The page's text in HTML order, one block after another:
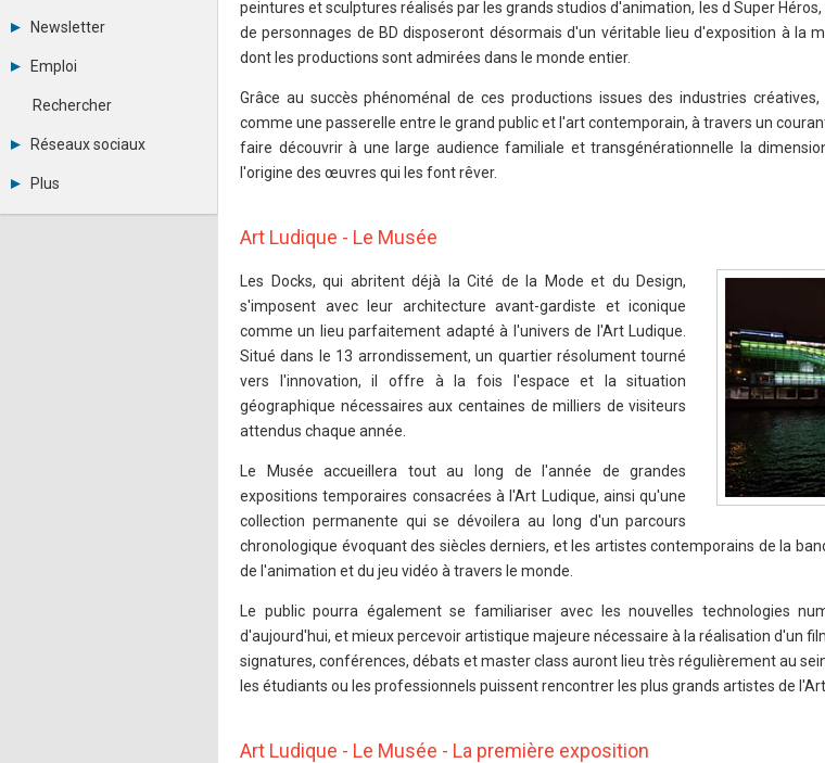
Tous les forums
Se connecter
Messages privés
Contacter un modérateur
Newsletter
Archives
Abonnement
Emploi
Consulter les annonces
Observatoire de l'emploi
Rechercher
Réseaux sociaux
LinkedIn
Plus
Annonceurs
peintures et sculptures réalisés par les grands studios d'animation, les d Super
de personnages de BD disposeront désormais d'un véritable lieu d'exposition à la
dont les productions sont admirées dans le monde entier.
Grâce au succès phénoménal de ces productions issues des industries
comme une passerelle entre le grand public et l'art contemporain, à travers un
faire découvrir à une large audience familiale et transgénérationnelle la
l'origine des œuvres qui les font rêver.
Art Ludique - Le Musée
Les Docks, qui abritent déjà la Cité de la Mode et du Design,
s'imposent avec leur architecture avant-gardiste et iconique
comme un lieu parfaitement adapté à l'univers de l'Art Ludique.
Situé dans le 13 arrondissement, un quartier résolument tourné
vers l'innovation, il offre à la fois l'espace et la situation
géographique nécessaires aux centaines de milliers de visiteurs
attendus chaque année.
Le Musée accueillera tout au long de l'année de grandes
expositions temporaires consacrées à l'Art Ludique, ainsi qu'une
collection permanente qui se dévoilera au long d'un parcours
chronologique évoquant des siècles derniers, et les artistes contemporains de la
de l'animation et du jeu vidéo à travers le monde.
Le public pourra également se familiariser avec les nouvelles technologies
d'aujourd'hui, et mieux percevoir artistique majeure nécessaire à la réalisation d'un
signatures, conférences, débats et master class auront lieu très régulièrement au
les étudiants ou les professionnels puissent rencontrer les plus grands artistes de
Art Ludique - Le Musée - La première exposition